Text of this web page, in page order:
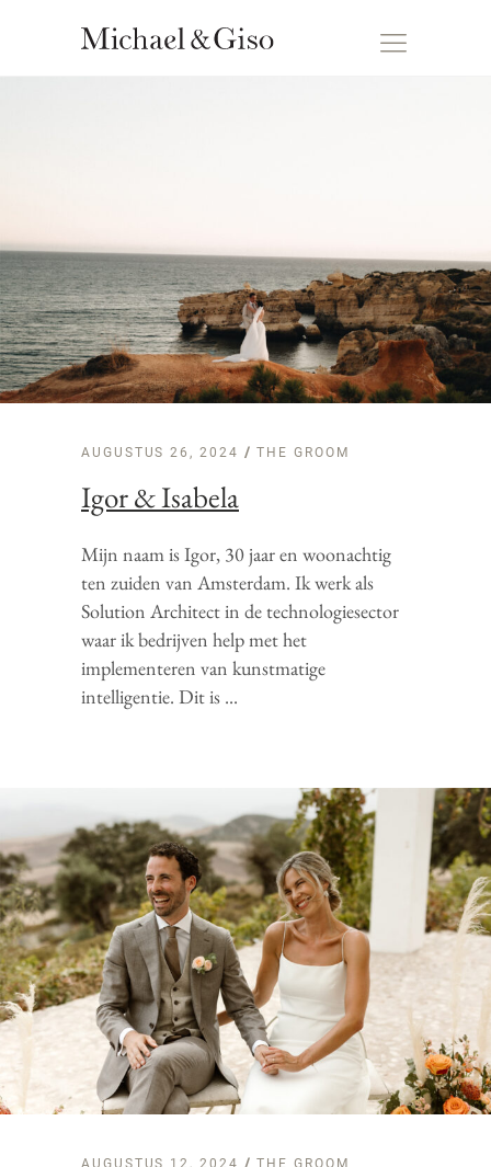
AUGUSTUS 26, 2024 THE GROOM
Igor & Isabela
Mijn naam is Igor, 30 jaar en woonachtig
ten zuiden van Amsterdam. Ik werk als
Solution Architect in de technologiesector
waar ik bedrijven help met het
implementeren van kunstmatige
intelligentie. Dit is